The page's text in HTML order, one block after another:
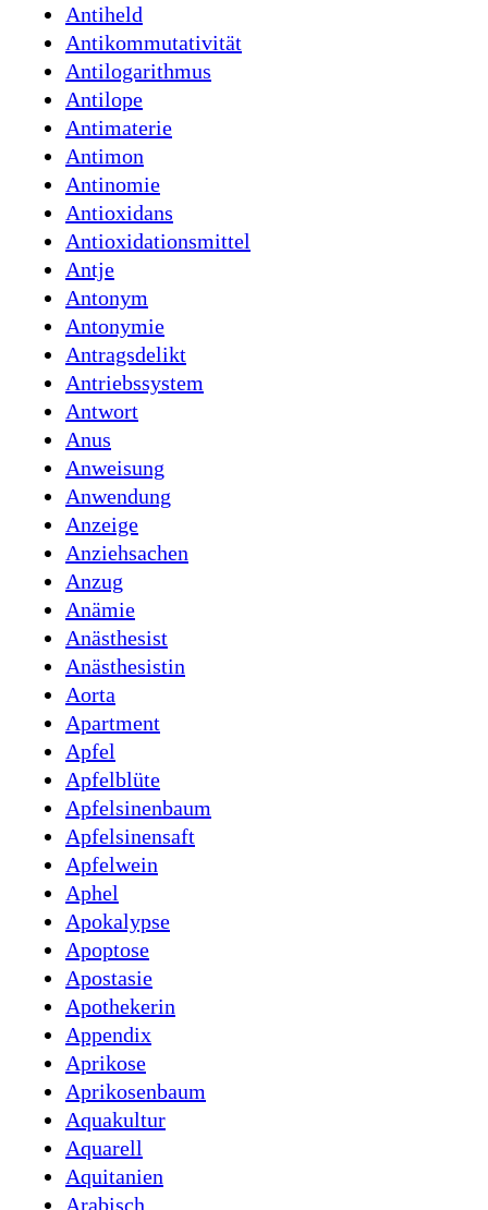
Antiheld
Antikommutativität
Antilogarithmus
Antilope
Antimaterie
Antimon
Antinomie
Antioxidans
Antioxidationsmittel
Antje
Antonym
Antonymie
Antragsdelikt
Antriebssystem
Antwort
Anus
Anweisung
Anwendung
Anzeige
Anziehsachen
Anzug
Anämie
Anästhesist
Anästhesistin
Aorta
Apartment
Apfel
Apfelblüte
Apfelsinenbaum
Apfelsinensaft
Apfelwein
Aphel
Apokalypse
Apoptose
Apostasie
Apothekerin
Appendix
Aprikose
Aprikosenbaum
Aquakultur
Aquarell
Aquitanien
Arabisch